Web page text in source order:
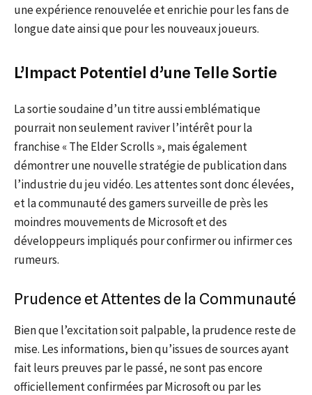
une expérience renouvelée et enrichie pour les fans de
longue date ainsi que pour les nouveaux joueurs.
L’Impact Potentiel d’une Telle Sortie
La sortie soudaine d’un titre aussi emblématique
pourrait non seulement raviver l’intérêt pour la
franchise « The Elder Scrolls », mais également
démontrer une nouvelle stratégie de publication dans
l’industrie du jeu vidéo. Les attentes sont donc élevées,
et la communauté des gamers surveille de près les
moindres mouvements de Microsoft et des
développeurs impliqués pour confirmer ou infirmer ces
rumeurs.
Prudence et Attentes de la Communauté
Bien que l’excitation soit palpable, la prudence reste de
mise. Les informations, bien qu’issues de sources ayant
fait leurs preuves par le passé, ne sont pas encore
officiellement confirmées par Microsoft ou par les